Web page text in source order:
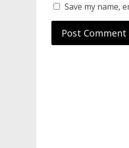
Save my name,